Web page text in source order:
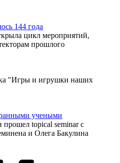
144 года
цикл мероприятий,
прошлого
"Игры и игрушки наших
учеными
прошел topical seminar с
и Олега Бакулина